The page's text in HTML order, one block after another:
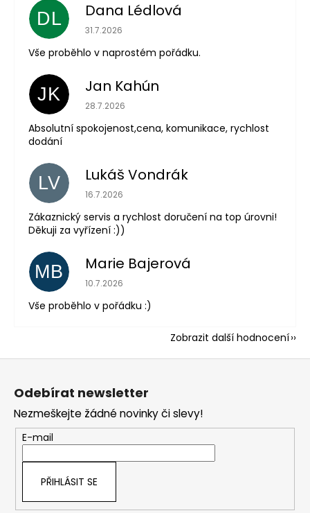
DL Dana Lédlová
Hodnocení obchodu je 5 z 5 hvězdiček.
31.7.2026
Vše proběhlo v naprostém pořádku.
JK Jan Kahún
Hodnocení obchodu je 5 z 5 hvězdiček.
28.7.2026
Absolutní spokojenost,cena, komunikace, rychlost
dodání
LV Lukáš Vondrák
Hodnocení obchodu je 5 z 5 hvězdiček.
16.7.2026
Zákaznický servis a rychlost doručení na top úrovni!
Děkuji za vyřízení :))
MB Marie Bajerová
Hodnocení obchodu je 5 z 5 hvězdiček.
10.7.2026
Vše proběhlo v pořádku :)
Zobrazit další hodnocení
Z
Odebírat newsletter
Nezmeškejte žádné novinky či slevy!
E-mail
PŘIHLÁSIT SE